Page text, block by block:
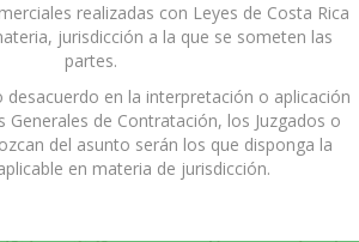
realizadas con Leyes de Costa Rica
jurisdicción a la que se someten las
partes.
desacuerdo en la interpretación o aplicación
Generales de Contratación, los Juzgados o
del asunto serán los que disponga la
en materia de jurisdicción.